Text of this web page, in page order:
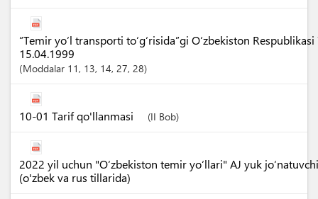
“Temir yo‘l transporti to‘g‘risida”gi O‘zbekiston
15.04.1999
Moddalar 11 , 13, 14, 27, 28
10-01 Tarif qo'llanmasi (II Bob)
2022 yil uchun "O‘zbekiston temir yo‘llari" AJ yuk
(o'zbek va rus tillarida)